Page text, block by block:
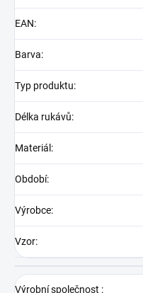
EAN:
Barva:
Typ produktu:
Délka rukávů:
Materiál :
Období:
Výrobce:
Vzor:
Výrobní společnost :